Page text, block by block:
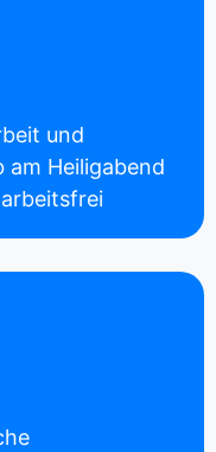
und
am Heiligabend